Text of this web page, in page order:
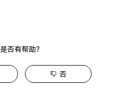
是否有帮助？
否